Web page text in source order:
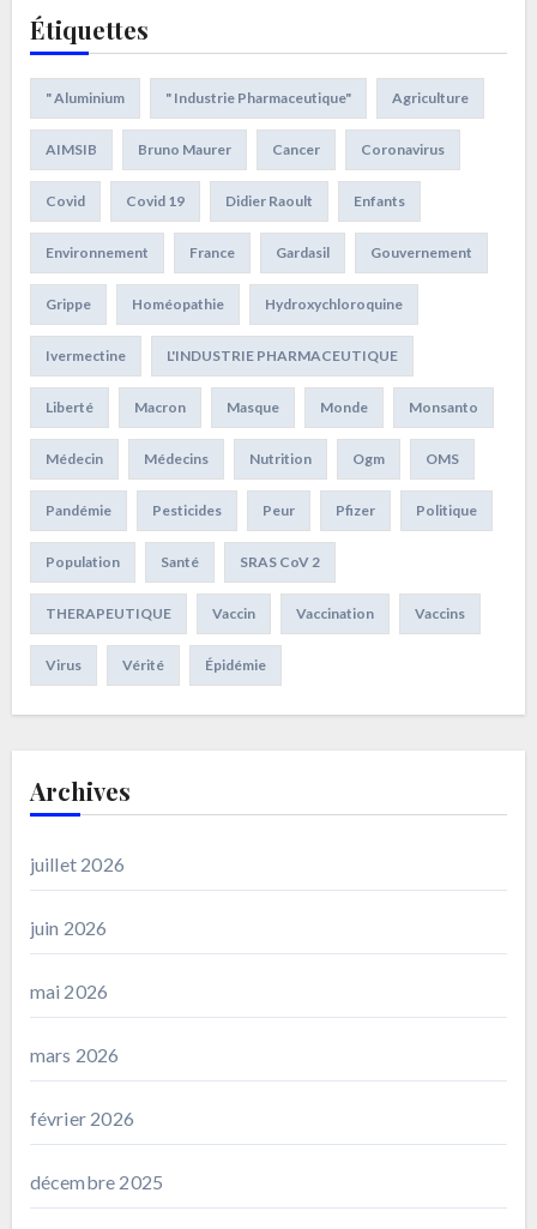
Étiquettes
" Aluminium " Industrie Pharmaceutique" Agriculture
AIMSIB Bruno Maurer Cancer Coronavirus
Covid Covid 19 Didier Raoult Enfants
Environnement France Gardasil Gouvernement
Grippe Homéopathie Hydroxychloroquine
Ivermectine L'INDUSTRIE PHARMACEUTIQUE
Liberté Macron Masque Monde Monsanto
Médecin Médecins Nutrition Ogm OMS
Pandémie Pesticides Peur Pfizer Politique
Population Santé SRAS CoV 2
THERAPEUTIQUE Vaccin Vaccination Vaccins
Virus Vérité Épidémie
Archives
juillet 2026
juin 2026
mai 2026
mars 2026
février 2026
décembre 2025